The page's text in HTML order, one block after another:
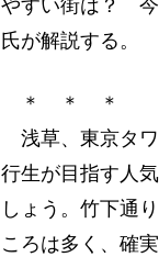
やすい街は？ 今
氏が解説する。
＊ ＊ ＊
浅草、東京タ
行生が目指す人
しょう。竹下通
ころは多く、確